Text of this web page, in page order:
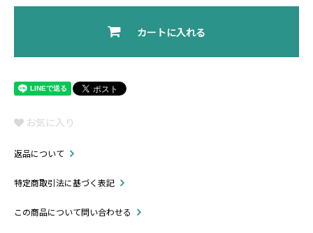
カートに入れる
お気に入り
返品について
特定商取引法に基づく表記
この商品について問い合わせる